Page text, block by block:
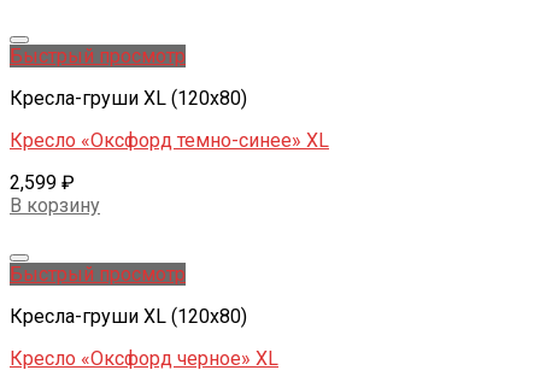
Быстрый просмотр
Кресла-груши XL (120x80)
Кресло «Оксфорд темно-синее» XL
2,599 ₽
В корзину
Быстрый просмотр
Кресла-груши XL (120x80)
Кресло «Оксфорд черное» XL